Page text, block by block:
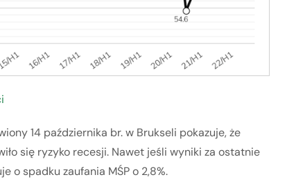
14 października br. w Brukseli pokazuje, że
się ryzyko recesji. Nawet jeśli wyniki za ostatnie
o spadku zaufania MŚP o 2,8%.